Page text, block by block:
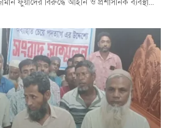
ফুয়াদের বিরুদ্ধে আইনি ও প্রশাসনিক ব্যবস্থা...